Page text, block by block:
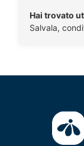
Hai trovato
Salvala,